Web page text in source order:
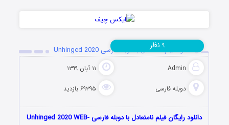
دانلود فیلم نامتعادل با دوبله فارسی Unhinged 2020
Admin ۱۱ آبان ۱۳۹۹
دوبله فارسی ۶۹۳۹۵ بازدید
۹ نظر
دانلود رایگان فیلم نامتعادل با دوبله فارسی Unhinged 2020 WEB-